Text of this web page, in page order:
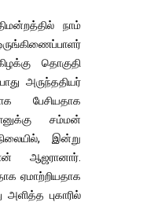
நாம்
தொகுதி
அருந்ததியர்
பேசியதாக
சம்மன்
இன்று
ஆஜரானார்.
ஏமாற்றியதாக
அளித்த புகாரில்